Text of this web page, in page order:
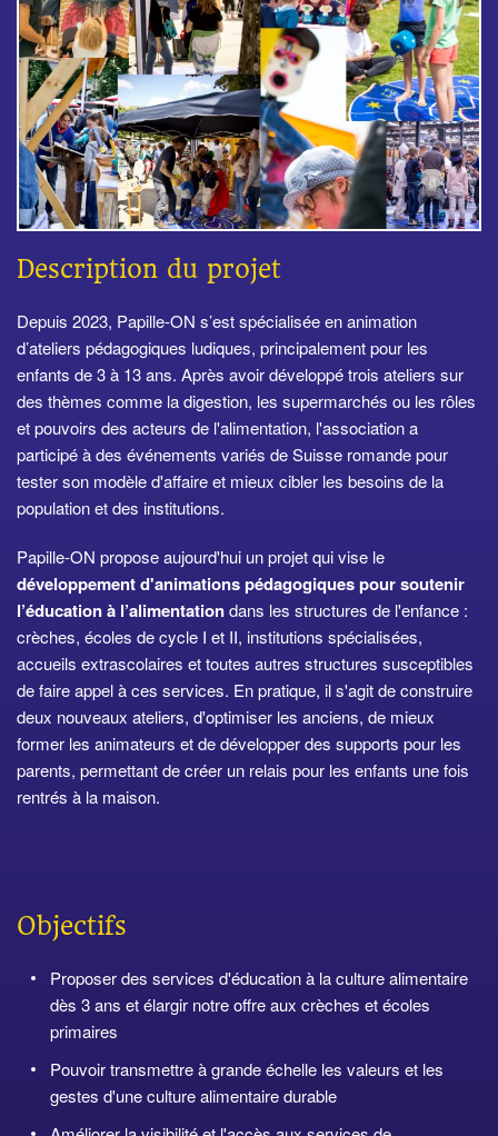
Description du projet
Depuis 2023, Papille-ON s’est spécialisée en animation
d’ateliers pédagogiques ludiques, principalement pour les
enfants de 3 à 13 ans. Après avoir développé trois ateliers sur
des thèmes comme la digestion, les supermarchés ou les rôles
et pouvoirs des acteurs de l'alimentation, l'association a
participé à des événements variés de Suisse romande pour
tester son modèle d'affaire et mieux cibler les besoins de la
population et des institutions.
Papille-ON propose aujourd'hui un projet qui vise le
développement d'animations pédagogiques pour soutenir
l’éducation à l’alimentationdans les structures de l'enfance :
crèches, écoles de cycle I et II, institutions spécialisées,
accueils extrascolaires et toutes autres structures susceptibles
de faire appel à ces services. En pratique, il s'agit de construire
deux nouveaux ateliers, d'optimiser les anciens, de mieux
former les animateurs et de développer des supports pour les
parents, permettant de créer un relais pour les enfants une fois
rentrés à la maison.
Objectifs
Proposer des services d'éducation à la culture alimentaire
dès 3 ans et élargir notre offre aux crèches et écoles
primaires
Pouvoir transmettre à grande échelle les valeurs et les
gestes d'une culture alimentaire durable